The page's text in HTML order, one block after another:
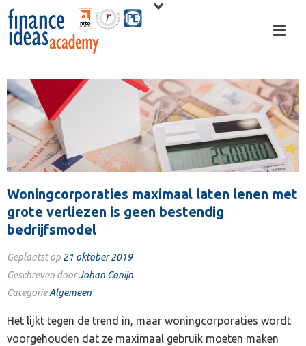
Woningcorporaties maximaal laten lenen met
grote verliezen is geen bestendig
bedrijfsmodel
Geplaatst op 21 oktober 2019
Geschreven doorJohan Conijn
CategorieAlgemeen
Het lijkt tegen de trend in, maar woningcorporaties wordt
voorgehouden dat ze maximaal gebruik moeten maken